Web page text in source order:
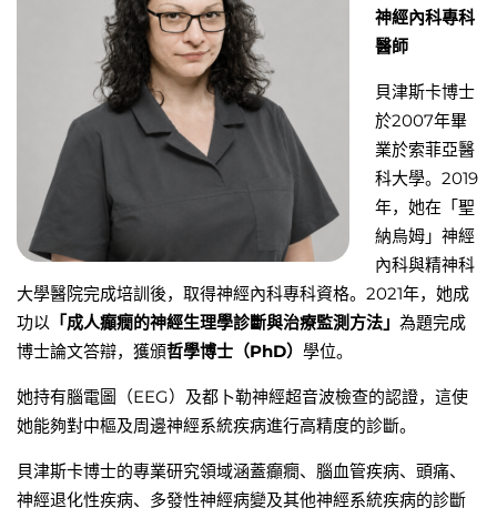
神經內科專科
醫師
貝津斯卡博士
於2007年畢
業於索菲亞醫
科大學。 2019
年， 她在「聖
納烏姆」神經
內科與精神科
大學醫院完成培訓後，取得神經內科專科資格。 2021年， 她成
功以 「成人癲癇的神經生理學診斷與治療監測方法」 為題完成
博士論文答辯，獲頒哲學博士（PhD） 學位。
她持有腦電圖（EEG）及都卜勒神經超音波檢查的認證，這使
她能夠對中樞及周邊神經系統疾病進行高精度的診斷。
貝津斯卡博士的專業研究領域涵蓋癲癇、腦血管疾病、頭痛、
神經退化性疾病、多發性神經病變及其他神經系統疾病的診斷